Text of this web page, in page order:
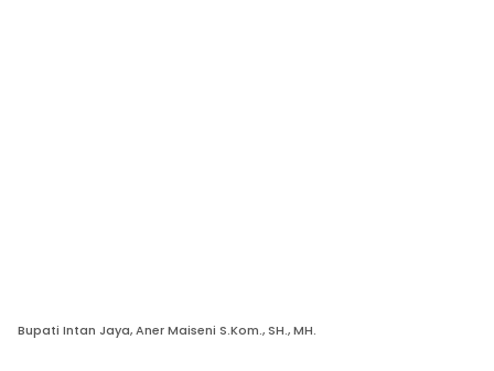
Bupati Intan Jaya, Aner Maiseni S.Kom., SH., MH.